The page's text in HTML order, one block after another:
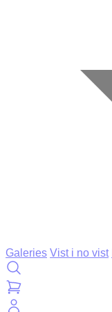
Galeries Vist i no vist